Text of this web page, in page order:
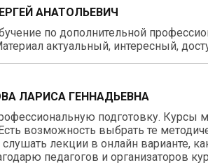
АНАТОЛЬЕВИЧ
по дополнительной
актуальный, интересный,
ЛАРИСА ГЕННАДЬЕВНА
подготовку. Курсы
возможность выбрать те
слушать лекции в онлайн варианте,
педагогов и организаторов